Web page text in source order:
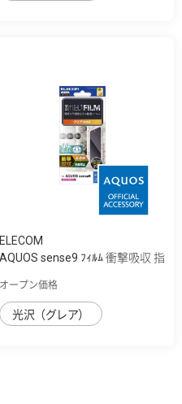
ELECOM
AQUOS sense9 ﾌｨﾙﾑ 衝撃吸収 指
オープン価格
光沢（グレア）